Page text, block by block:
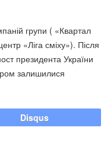
групи ( «Квартал
«Ліга сміху»). Після
президента України
залишилися
Disqus